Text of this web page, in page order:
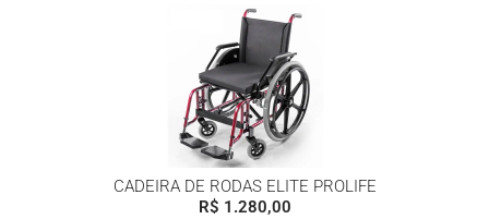
CADEIRA DE RODAS ELITE PROLIFE
R$ 1.280,00